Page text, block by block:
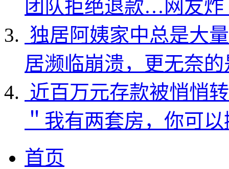
团队拒绝退款…网友炸
独居阿姨家中总是大
居濒临崩溃，更无奈
近百万元存款被悄悄
＂我有两套房，你可
首页